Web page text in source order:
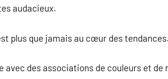
audacieux.
plus que jamais au cœur des tendances.
avec des associations de couleurs et de